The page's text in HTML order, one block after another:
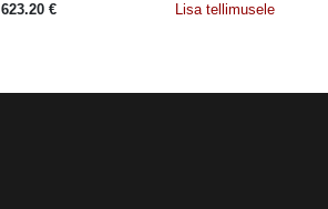
623.20 € Lisa tellimusele